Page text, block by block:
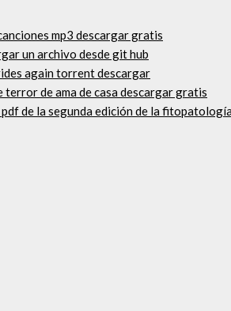
mp3 descargar gratis
un archivo desde git hub
again torrent descargar
terror de ama de casa descargar gratis
de la segunda edición de la